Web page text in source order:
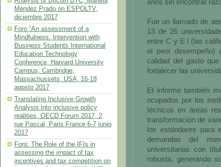
Méndez Prado on ESPOLTV,
diciembre 2017
Foro “An assessment of a
Mindfulness. Intervention with
Business Students International
Education Technology
Conference, Harvard University
Campus, Cambridge,
Massachussets, USA, 16-18
agosto 2017
Translating Inclusive Growth
Analysis into inclusive policy
realities, OECD Forum 2017, 2
rue Pascal, Paris France 6-7 junio
2017
Foro: The Role of the IFIs in
assessing the impact of tax
incentives and tax competition on
años sin encontrar
Fue un llamado de
13 de 26
entre C y E l (las
el peor desempeño)
calidad del gasto
fortalecer las
El informe también
ocupados por los
técnicos en áreas
transformación de
los estándares para
demandas del
universitarias con
robusta, generando